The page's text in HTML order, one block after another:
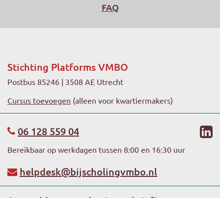
FAQ
Stichting Platforms VMBO
Postbus 85246 | 3508 AE Utrecht
Cursus toevoegen (alleen voor kwartiermakers)
06 128 559 04
Bereikbaar op werkdagen tussen 8:00 en 16:30 uur
helpdesk@bijscholingvmbo.nl